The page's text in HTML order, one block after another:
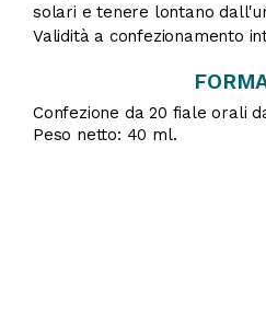
solari e tenere lontano
Validità a confezionamento
Confezione da 20 fiale orali
Peso netto: 40 ml.